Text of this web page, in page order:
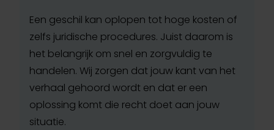
Een geschil kan oplopen tot hoge kosten of
zelfs juridische procedures. Juist daarom is
het belangrijk om snel en zorgvuldig te
handelen. Wij zorgen dat jouw kant van het
verhaal gehoord wordt en dat er een
oplossing komt die recht doet aan jouw
situatie.